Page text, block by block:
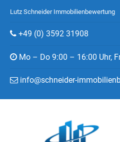
Lutz Schneider Immobilienbewertung
+49 (0) 3592 31908
Mo – Do 9:00 – 16:00 Uhr,
info@schneider-